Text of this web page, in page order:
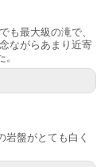
も最大級の滝で、
ながらあまり近寄
岩盤がとても白く